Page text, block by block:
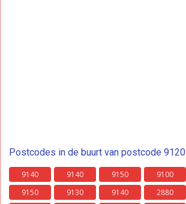
Postcodes in de buurt van postcode 9120
9140 9140 9150 9100
9150
9130 9140 2880